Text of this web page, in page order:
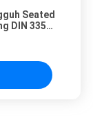
Seated
DIN 3352